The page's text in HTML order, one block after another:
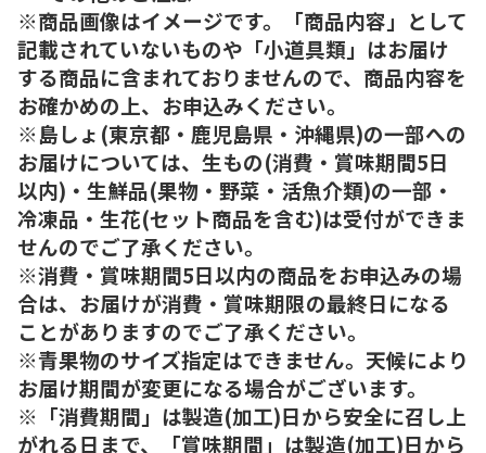
※商品画像はイメージです。「商品内容」として
記載されていないものや「小道具類」はお届け
する商品に含まれておりませんので、商品内容を
お確かめの上、お申込みください。
※島しょ(東京都・鹿児島県・沖縄県)の一部への
お届けについては、生もの(消費・賞味期間5日
以内)・生鮮品(果物・野菜・活魚介類)の一部・
冷凍品・生花(セット商品を含む)は受付ができま
せんのでご了承ください。
※消費・賞味期間5日以内の商品をお申込みの場
合は、お届けが消費・賞味期限の最終日になる
ことがありますのでご了承ください。
※青果物のサイズ指定はできません。天候により
お届け期間が変更になる場合がございます。
※「消費期間」は製造(加工)日から安全に召し上
がれる日まで、「賞味期間」は製造(加工)日から